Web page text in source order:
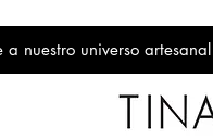
a nuestro universo